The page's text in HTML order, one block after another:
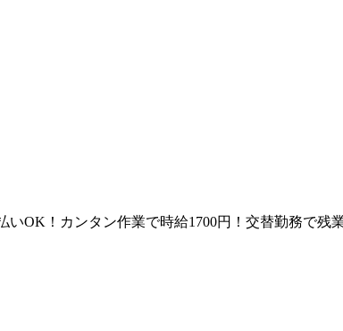
OK！カンタン作業で時給1700円！交替勤務で残